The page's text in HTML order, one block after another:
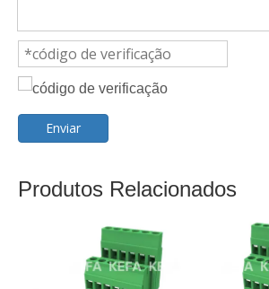
Enviar
Produtos Relacionados